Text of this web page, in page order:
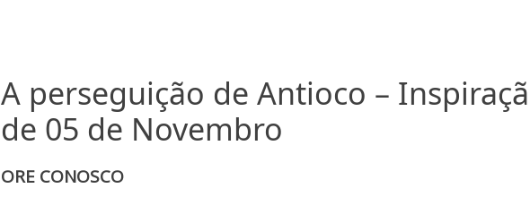
A perseguição de Antioco –
de 05 de Novembro
ORE CONOSCO